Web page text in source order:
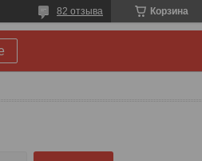
Корзина
82 отзыва